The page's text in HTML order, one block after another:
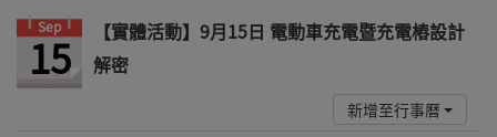
Sep
15
【實體活動】9月15日 電動車充電暨充電樁設計
解密
新增至行事曆